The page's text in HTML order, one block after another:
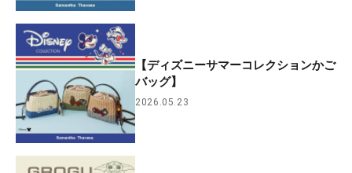
【ディズニーサマーコレクションかご
バッグ】
2026.05.23